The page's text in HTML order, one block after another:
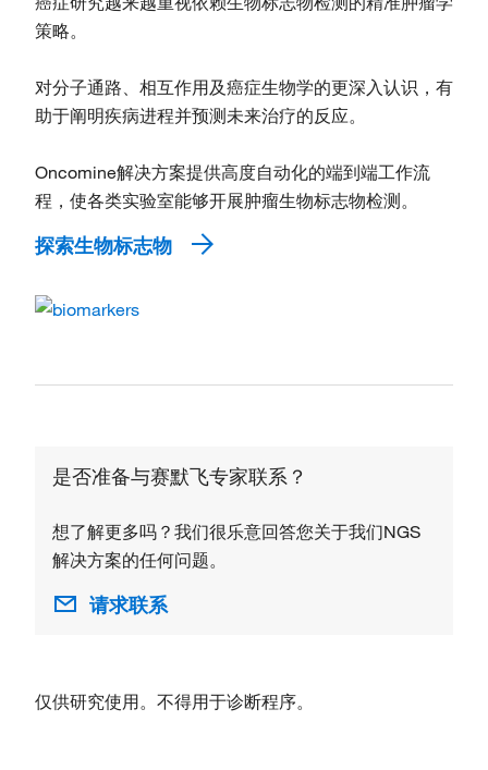
策略。
对分子通路、相互作用及癌症生物学的更深入认识，有
助于阐明疾病进程并预测未来治疗的反应。
Oncomine解决方案提供高度自动化的端到端工作流
程，使各类实验室能够开展肿瘤生物标志物检测。
探索生物标志物
是否准备与赛默飞专家联系？
想了解更多吗？我们很乐意回答您关于我们NGS
解决方案的任何问题。
请求联系
仅供研究使用。不得用于诊断程序。